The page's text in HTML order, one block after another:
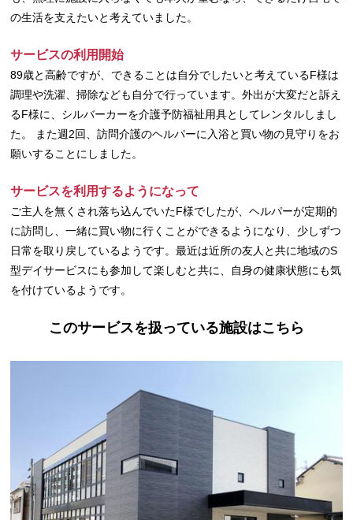
の生活を支えたいと考えていました。
サービスの利用開始
89歳と高齢ですが、できることは自分でしたいと考えているF様は
調理や洗濯、掃除なども自分で行っています。外出が大変だと訴え
るF様に、シルバーカーを介護予防福祉用具としてレンタルしまし
た。 また週2回、訪問介護のヘルパーに入浴と買い物の見守りをお
願いすることにしました。
サービスを利用するようになって
ご主人を無くされ落ち込んでいたF様でしたが、ヘルパーが定期的
に訪問し、一緒に買い物に行くことができるようになり、少しずつ
日常を取り戻しているようです。最近は近所の友人と共に地域のS
型デイサービスにも参加して楽しむと共に、自身の健康状態にも気
を付けているようです。
このサービスを扱っている施設はこちら